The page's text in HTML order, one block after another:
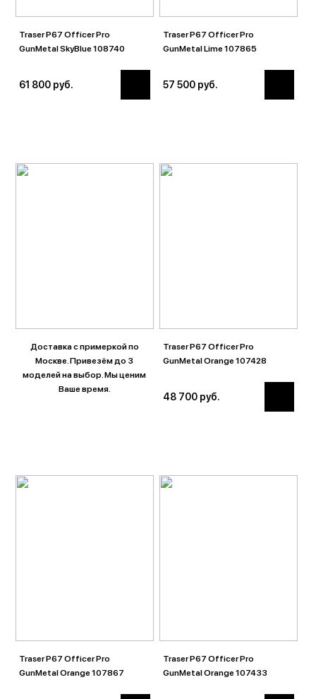
Traser P67 Officer Pro
GunMetal SkyBlue 108740
61 800 руб.
Traser P67 Officer Pro
GunMetal Lime 107865
57 500 руб.
Доставка с примеркой по
Москве. Привезём до 3
моделей на выбор. Мы ценим
Ваше время.
Traser P67 Officer Pro
GunMetal Orange 107428
48 700 руб.
Traser P67 Officer Pro
GunMetal Orange 107867
Traser P67 Officer Pro
GunMetal Orange 107433